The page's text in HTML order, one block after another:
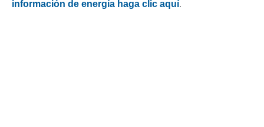
información de energía haga clic aquí.